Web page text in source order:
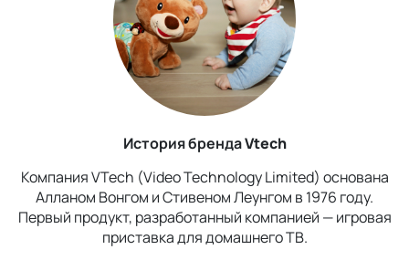
История брендаVtech
Компания VTech (Video Technology Limited) основана
Алланом Вонгом и Стивеном Леунгом в 1976 году.
Первый продукт, разработанный компанией — игровая
приставка для домашнего ТВ.